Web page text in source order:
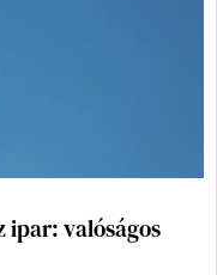
ipar: valóságos